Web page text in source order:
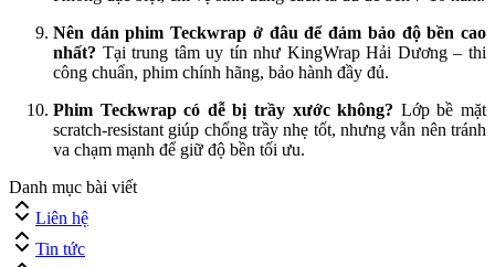
Nên dán phim Teckwrap ở đâu để đảm bảo độ bền cao
nhất? Tại trung tâm uy tín như KingWrap Hải Dương – thi
công chuẩn, phim chính hãng, bảo hành đầy đủ.
Phim Teckwrap có dễ bị trầy xước không? Lớp bề mặt
scratch-resistant giúp chống trầy nhẹ tốt, nhưng vẫn nên tránh
va chạm mạnh để giữ độ bền tối ưu.
Danh mục bài viết
Liên hệ
Tin tức